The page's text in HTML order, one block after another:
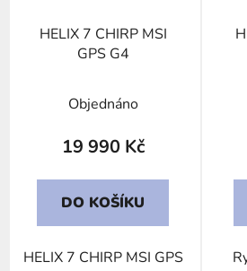
HELIX 7 CHIRP MSI
GPS G4
Objednáno
19 990 Kč
DO KOŠÍKU
HELIX 7 CHIRP MSI GPS